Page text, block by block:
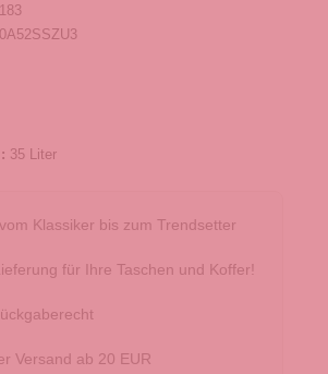
35 Liter
Klassiker bis zum Trendsetter
für Ihre Taschen und Koffer!
Versand ab 20 EUR